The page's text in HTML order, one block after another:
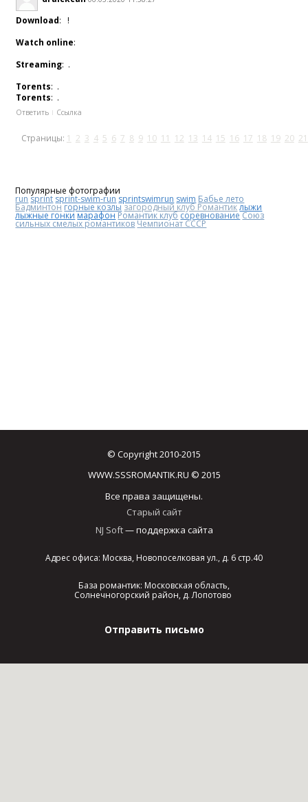
Download: !
Watch online:
Streaming: .
Torents: .
Torents: .
Ответить Ссылка
Страницы: 1 2 3 4 5 6 7 8 9 10 11 12 13 14 15 16 17 18 19 20 21
Популярные фотографии
run sprint sprint-swim-run sprintswimrun swim Бабье лето
Бадминтонгорные козлы загородный клуб Романтиклыжи
лыжные гонки марафонРомантик клубсоревнованиеСоюз
сильных смелых романтиковЧемпионат СССР
© Copyright 2010-2015
WWW.SSSROMANTIK.RU © 2015
Все права защищены.
Старый сайт
NJ Soft— поддержка сайта
Адрес офиса: Москва, Новопоселковая ул., д. 6 стр.40
База романтик: Московская область,
Солнечногорский район, д. Лопотово
Отправить письмо